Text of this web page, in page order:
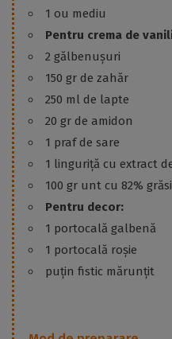
1 ou mediu
Pentru crema de
2 gălbenușuri
150 gr de zahăr
250 ml de lapte
20 gr de amidon
1 praf de sare
1 linguriță cu extract
100 gr unt cu 82%
Pentru decor:
1 portocală galbenă
1 portocală roșie
puțin fistic mărunțit